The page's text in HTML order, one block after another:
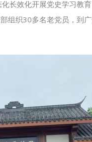
长效化开展党史学习教
织30多名老党员，到